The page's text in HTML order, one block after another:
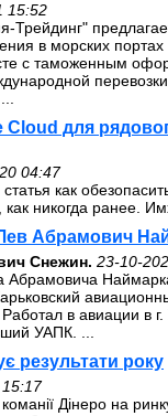
15:52
Трейдинг"
в морских портах
с таможенным
Cloud для
04:47
как
никогда ранее.
Абрамович
Снежин. 23-10-
Абрамовича
в авиации в
УАПК. ...
результати року
Дінеро на